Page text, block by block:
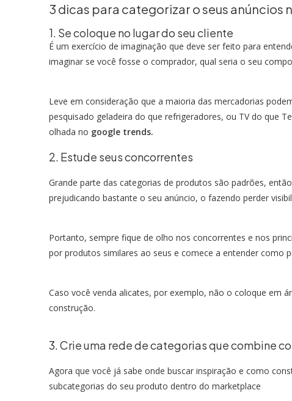
3 dicas para categorizar o seus anúncios
1. Se coloque no lugar do seu cliente
É um exercício de imaginação que deve ser feito para
imaginar se você fosse o comprador, qual seria o seu
Leve em consideração que a maioria das mercadorias
pesquisado geladeira do que refrigeradores, ou TV do que
olhada no google trends.
2. Estude seus concorrentes
Grande parte das categorias de produtos são padrões,
prejudicando bastante o seu anúncio, o fazendo perder
Portanto, sempre fique de olho nos concorrentes e nos
por produtos similares ao seus e comece a entender como
Caso você venda alicates, por exemplo, não o coloque em
construção.
3. Crie uma rede de categorias que combine
Agora que você já sabe onde buscar inspiração e como
subcategorias do seu produto dentro do marketplace